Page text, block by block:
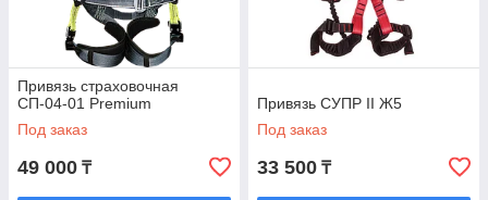
Привязь страховочная
СП-04-01 Premium
Под заказ
49 000 ₸
Привязь СУПР II Ж5
Под заказ
33 500 ₸